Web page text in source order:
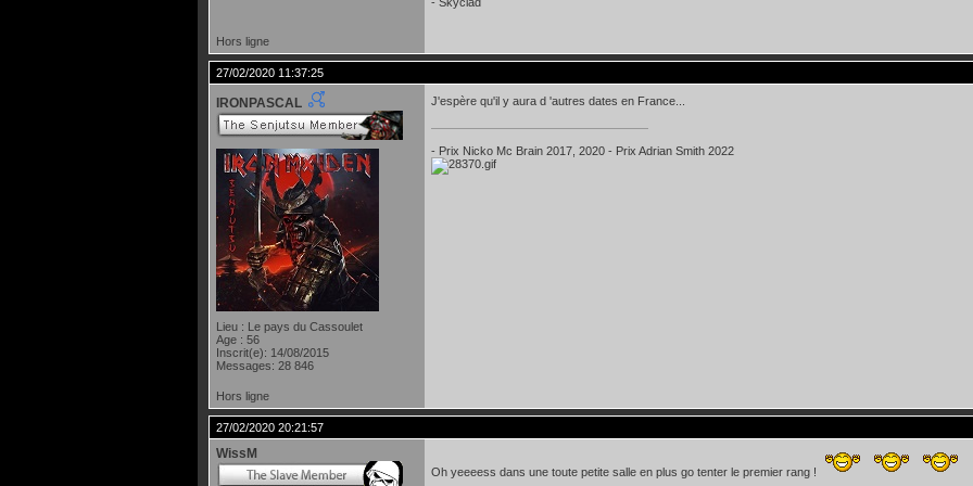
Hors ligne
27/02/2020 11:37:25
IRONPASCAL
Lieu : Le pays du Cassoulet
Age : 56
Inscrit(e): 14/08/2015
Messages: 28 846
J'espère qu'il y aura d 'autres dates en France...
- Prix Nicko Mc Brain 2017, 2020 - Prix Adrian Smith 2022
Hors ligne
27/02/2020 20:21:57
WissM
Oh yeeeess dans une toute petite salle en plus go tenter le premier rang !